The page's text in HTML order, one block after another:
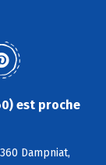
est proche
Dampniat,